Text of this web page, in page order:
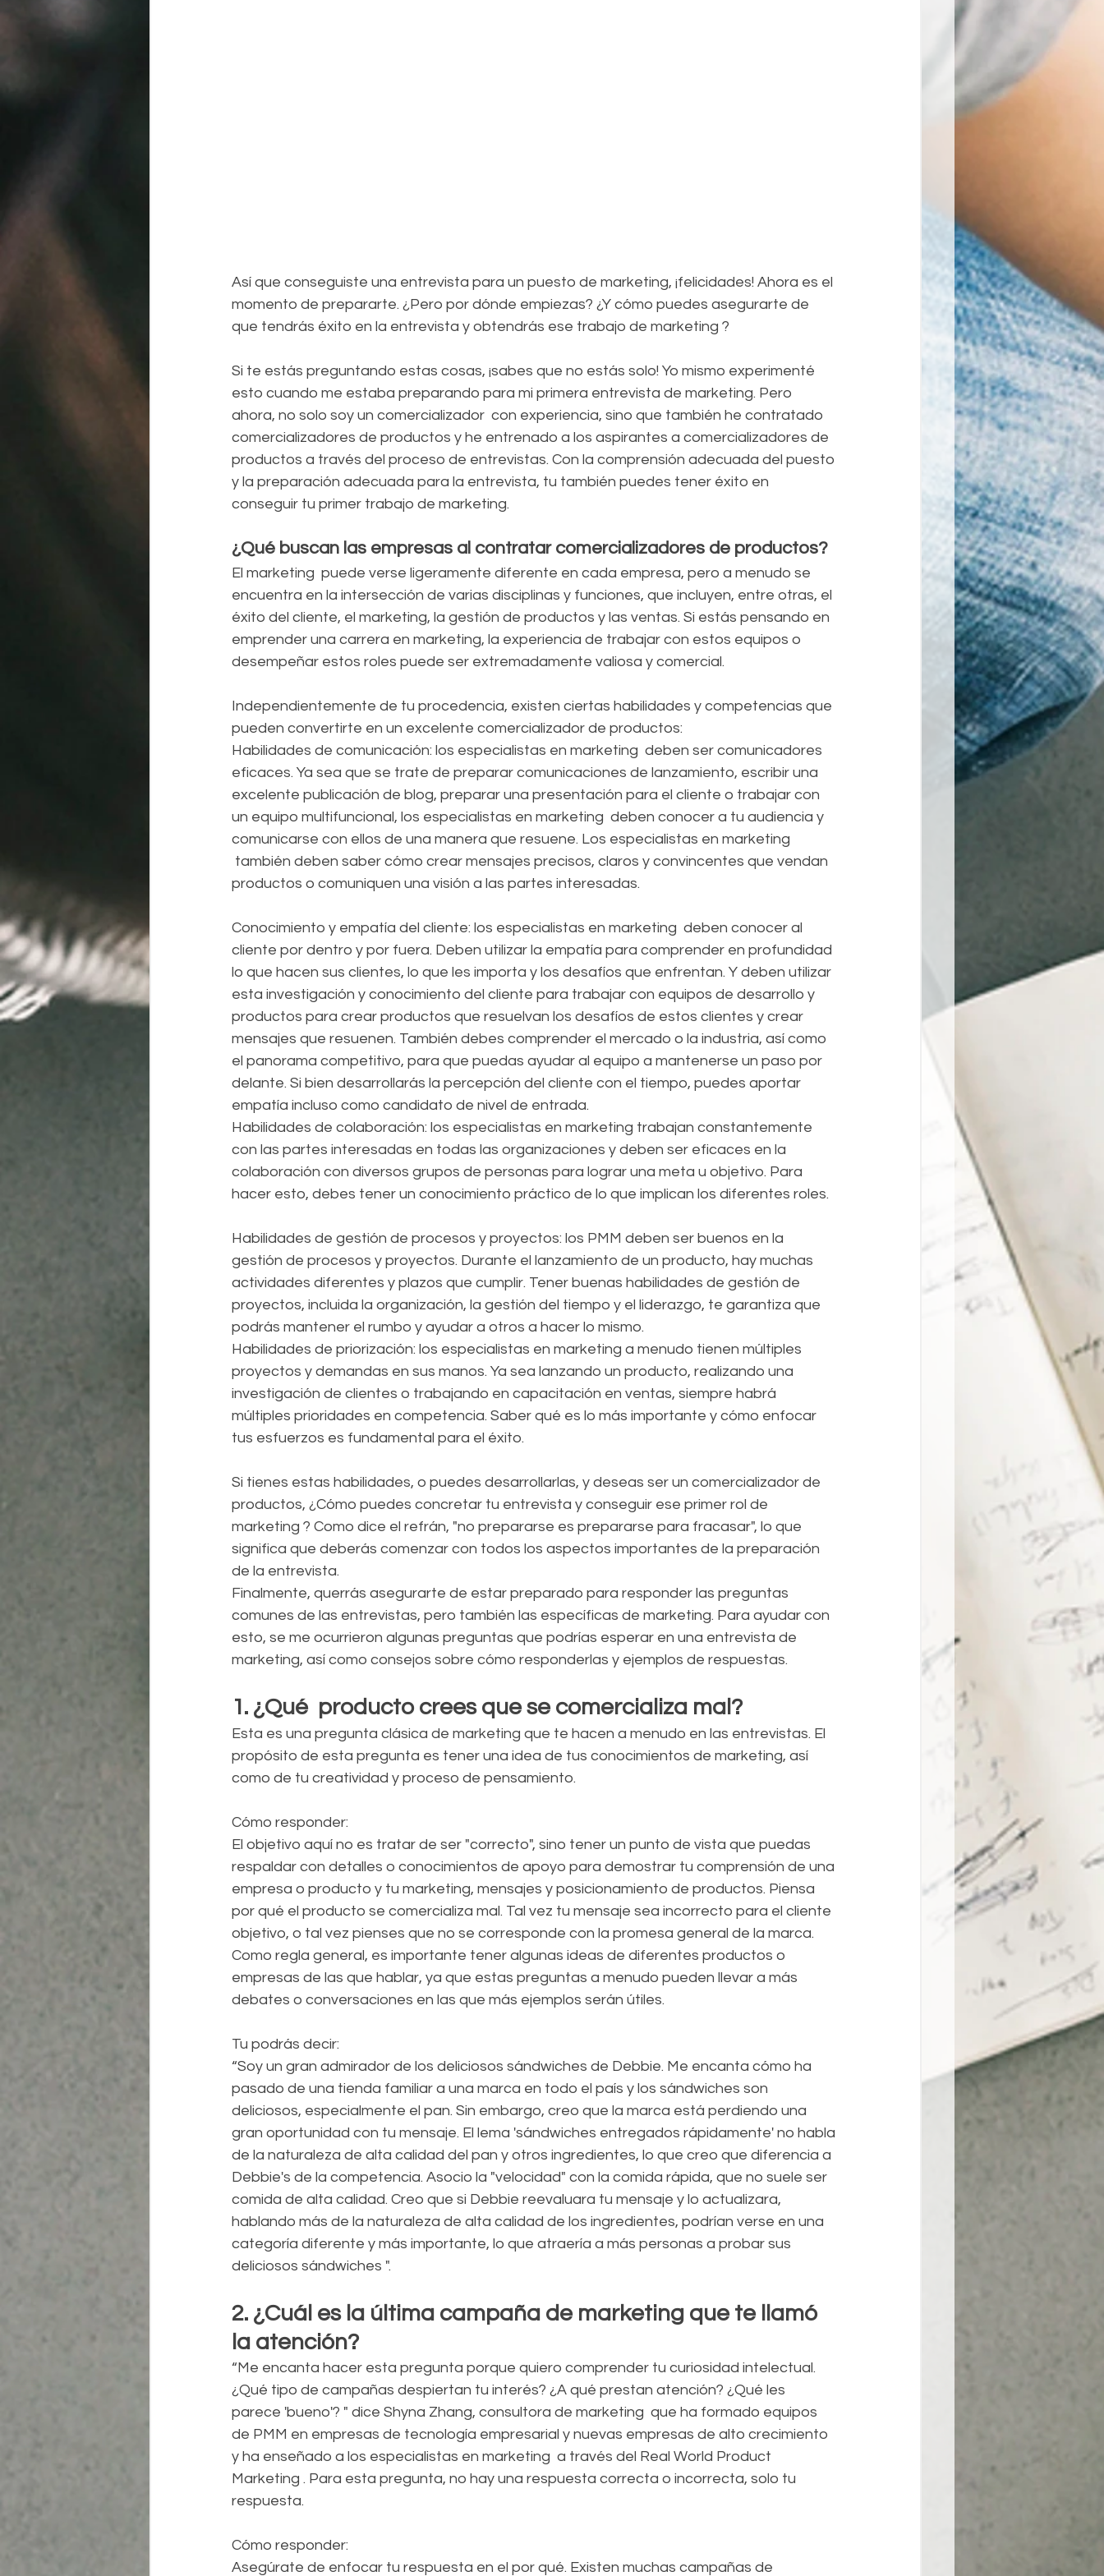
Así que conseguiste una entrevista para un puesto de marketing, ¡felicidades! Ahora es el
momento de prepararte. ¿Pero por dónde empiezas? ¿Y cómo puedes asegurarte de
que tendrás éxito en la entrevista y obtendrás ese trabajo de marketing ?
Si te estás preguntando estas cosas, ¡sabes que no estás solo! Yo mismo experimenté
esto cuando me estaba preparando para mi primera entrevista de marketing. Pero
ahora, no solo soy un comercializador  con experiencia, sino que también he contratado
comercializadores de productos y he entrenado a los aspirantes a comercializadores de
productos a través del proceso de entrevistas. Con la comprensión adecuada del puesto
y la preparación adecuada para la entrevista, tu también puedes tener éxito en
conseguir tu primer trabajo de marketing.
¿Qué buscan las empresas al contratar comercializadores de productos?
El marketing  puede verse ligeramente diferente en cada empresa, pero a menudo se
encuentra en la intersección de varias disciplinas y funciones, que incluyen, entre otras, el
éxito del cliente, el marketing, la gestión de productos y las ventas. Si estás pensando en
emprender una carrera en marketing, la experiencia de trabajar con estos equipos o
desempeñar estos roles puede ser extremadamente valiosa y comercial.
Independientemente de tu procedencia, existen ciertas habilidades y competencias que
pueden convertirte en un excelente comercializador de productos:
Habilidades de comunicación: los especialistas en marketing  deben ser comunicadores
eficaces. Ya sea que se trate de preparar comunicaciones de lanzamiento, escribir una
excelente publicación de blog, preparar una presentación para el cliente o trabajar con
un equipo multifuncional, los especialistas en marketing  deben conocer a tu audiencia y
comunicarse con ellos de una manera que resuene. Los especialistas en marketing
productos o comuniquen una visión a las partes interesadas.
Conocimiento y empatía del cliente: los especialistas en marketing  deben conocer al
cliente por dentro y por fuera. Deben utilizar la empatía para comprender en profundidad
lo que hacen sus clientes, lo que les importa y los desafíos que enfrentan. Y deben utilizar
esta investigación y conocimiento del cliente para trabajar con equipos de desarrollo y
productos para crear productos que resuelvan los desafíos de estos clientes y crear
mensajes que resuenen. También debes comprender el mercado o la industria, así como
el panorama competitivo, para que puedas ayudar al equipo a mantenerse un paso por
delante. Si bien desarrollarás la percepción del cliente con el tiempo, puedes aportar
empatía incluso como candidato de nivel de entrada.
Habilidades de colaboración: los especialistas en marketing trabajan constantemente
con las partes interesadas en todas las organizaciones y deben ser eficaces en la
colaboración con diversos grupos de personas para lograr una meta u objetivo. Para
hacer esto, debes tener un conocimiento práctico de lo que implican los diferentes roles.
Habilidades de gestión de procesos y proyectos: los PMM deben ser buenos en la
gestión de procesos y proyectos. Durante el lanzamiento de un producto, hay muchas
actividades diferentes y plazos que cumplir. Tener buenas habilidades de gestión de
proyectos, incluida la organización, la gestión del tiempo y el liderazgo, te garantiza que
podrás mantener el rumbo y ayudar a otros a hacer lo mismo.
Habilidades de priorización: los especialistas en marketing a menudo tienen múltiples
proyectos y demandas en sus manos. Ya sea lanzando un producto, realizando una
investigación de clientes o trabajando en capacitación en ventas, siempre habrá
múltiples prioridades en competencia. Saber qué es lo más importante y cómo enfocar
tus esfuerzos es fundamental para el éxito.
Si tienes estas habilidades, o puedes desarrollarlas, y deseas ser un comercializador de
productos, ¿Cómo puedes concretar tu entrevista y conseguir ese primer rol de
marketing ? Como dice el refrán, "no prepararse es prepararse para fracasar", lo que
significa que deberás comenzar con todos los aspectos importantes de la preparación
de la entrevista.
Finalmente, querrás asegurarte de estar preparado para responder las preguntas
comunes de las entrevistas, pero también las específicas de marketing. Para ayudar con
esto, se me ocurrieron algunas preguntas que podrías esperar en una entrevista de
marketing, así como consejos sobre cómo responderlas y ejemplos de respuestas.
1. ¿Qué  producto crees que se comercializa mal?
Esta es una pregunta clásica de marketing que te hacen a menudo en las entrevistas. El
propósito de esta pregunta es tener una idea de tus conocimientos de marketing, así
como de tu creatividad y proceso de pensamiento.
Cómo responder:
El objetivo aquí no es tratar de ser "correcto", sino tener un punto de vista que puedas
respaldar con detalles o conocimientos de apoyo para demostrar tu comprensión de una
empresa o producto y tu marketing, mensajes y posicionamiento de productos. Piensa
por qué el producto se comercializa mal. Tal vez tu mensaje sea incorrecto para el cliente
objetivo, o tal vez pienses que no se corresponde con la promesa general de la marca.
Como regla general, es importante tener algunas ideas de diferentes productos o
empresas de las que hablar, ya que estas preguntas a menudo pueden llevar a más
debates o conversaciones en las que más ejemplos serán útiles.
Tu podrás decir:
“Soy un gran admirador de los deliciosos sándwiches de Debbie. Me encanta cómo ha
pasado de una tienda familiar a una marca en todo el país y los sándwiches son
deliciosos, especialmente el pan. Sin embargo, creo que la marca está perdiendo una
gran oportunidad con tu mensaje. El lema 'sándwiches entregados rápidamente' no habla
de la naturaleza de alta calidad del pan y otros ingredientes, lo que creo que diferencia a
Debbie's de la competencia. Asocio la "velocidad" con la comida rápida, que no suele ser
comida de alta calidad. Creo que si Debbie reevaluara tu mensaje y lo actualizara,
hablando más de la naturaleza de alta calidad de los ingredientes, podrían verse en una
categoría diferente y más importante, lo que atraería a más personas a probar sus
deliciosos sándwiches ".
2. ¿Cuál es la última campaña de marketing que te llamó
la atención?
“Me encanta hacer esta pregunta porque quiero comprender tu curiosidad intelectual.
¿Qué tipo de campañas despiertan tu interés? ¿A qué prestan atención? ¿Qué les
parece 'bueno'? " dice Shyna Zhang, consultora de marketing  que ha formado equipos
de PMM en empresas de tecnología empresarial y nuevas empresas de alto crecimiento
y ha enseñado a los especialistas en marketing  a través del Real World Product
Marketing . Para esta pregunta, no hay una respuesta correcta o incorrecta, solo tu
respuesta.
Cómo responder:
Asegúrate de enfocar tu respuesta en el por qué. Existen muchas campañas de